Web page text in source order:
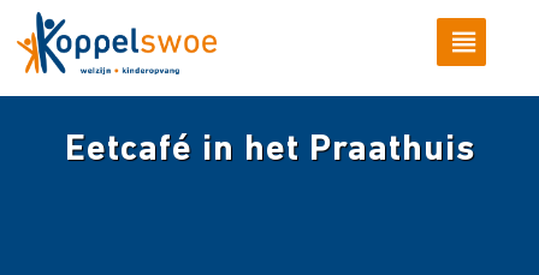
Eetcafé in het Praathuis